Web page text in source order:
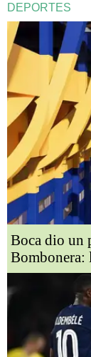
DEPORTES
Boca dio un
Bombonera: